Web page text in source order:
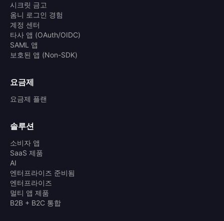
시크릿 금고
옴니 로그인 경험
계정 센터
타사 앱 (OAuth/OIDC)
SAML 앱
보호된 앱 (Non-SDK)
요금제
요금제 플랜
솔루션
소비자 앱
SaaS 제품
AI
엔터프라이즈 준비됨
엔터프라이즈
멀티 앱 제품
B2B + B2C 통합